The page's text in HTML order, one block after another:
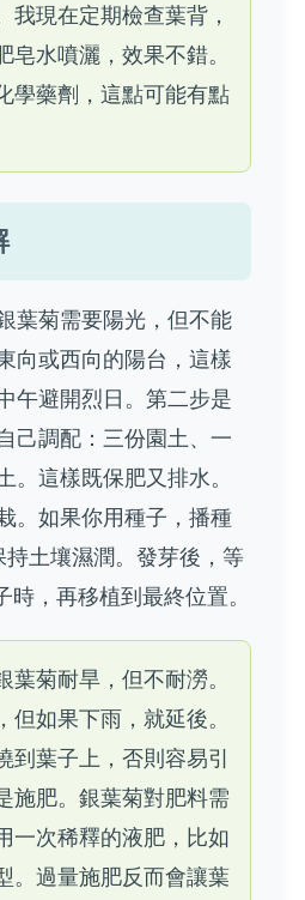
我現在定期檢查葉背，
皂水噴灑，效果不錯。
學藥劑，這點可能有點
葉菊需要陽光，但不能
向或西向的陽台，這樣
午避開烈日。第二步是
己調配：三份園土、一
。這樣既保肥又排水。
。如果你用種子，播種
土壤濕潤。發芽後，等
，再移植到最終位置。
葉菊耐旱，但不耐澇。
但如果下雨，就延後。
到葉子上，否則容易引
施肥。銀葉菊對肥料需
一次稀釋的液肥，比如
。過量施肥反而會讓葉